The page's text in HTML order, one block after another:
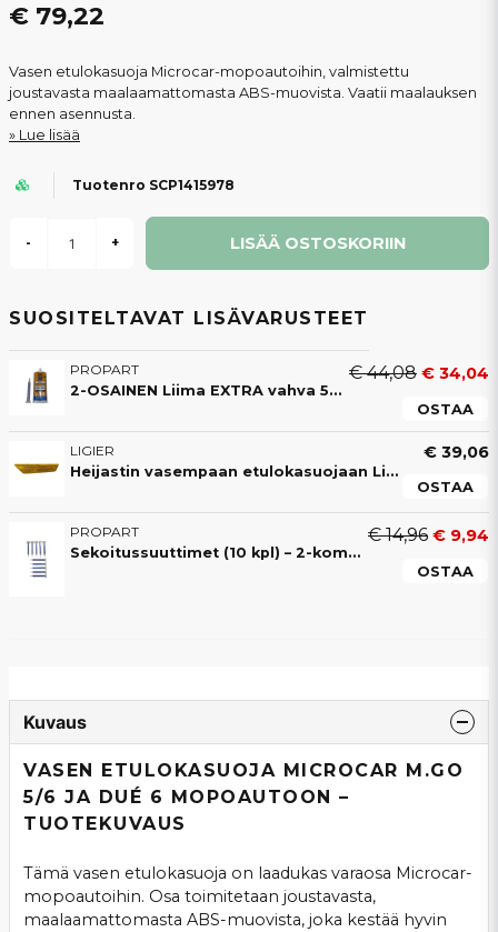
€ 79,22
Vasen etulokasuoja Microcar-mopoautoihin, valmistettu
joustavasta maalaamattomasta ABS-muovista. Vaatii maalauksen
ennen asennusta.
Lue lisää
Tuotenro SCP1415978
- + LISÄÄ OSTOSKORIIN
SUOSITELTAVAT LISÄVARUSTEET
PROPART
2-OSAINEN Liima EXTRA vahva 50ML liima (4-8 min)
€ 44,08 € 34,04
OSTAA
LIGIER
Heijastin vasempaan etulokasuojaan Ligier JS50 / JS50L V2 & Microcar
€ 39,06
OSTAA
PROPART
Sekoitussuuttimet (10 kpl) – 2-komponenttiliimalle
€ 14,96 € 9,94
OSTAA
Kuvaus
VASEN ETULOKASUOJA MICROCAR M.GO
5/6 JA DUÉ 6 MOPOAUTOON –
TUOTEKUVAUS
Tämä vasen etulokasuoja on laadukas varaosa Microcar-
mopoautoihin. Osa toimitetaan joustavasta,
maalaamattomasta ABS-muovista, joka kestää hyvin